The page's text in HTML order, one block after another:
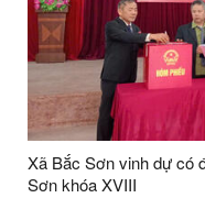
Xã Bắc Sơn vinh dự có
Sơn khóa XVIII